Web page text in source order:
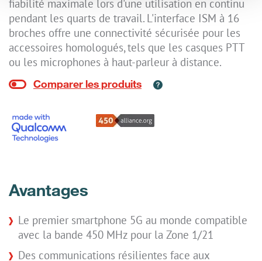
fiabilité maximale lors d'une utilisation en continu
pendant les quarts de travail. L'interface ISM à 16
broches offre une connectivité sécurisée pour les
accessoires homologués, tels que les casques PTT
ou les microphones à haut-parleur à distance.
Avantages
Le premier smartphone 5G au monde compatible
avec la bande 450 MHz pour la Zone 1/21
Des communications résilientes face aux